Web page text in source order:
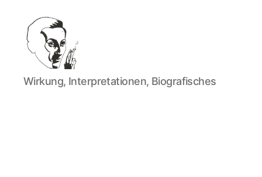
Walter
Mehring
Wirkung, Interpretationen, Biografisches